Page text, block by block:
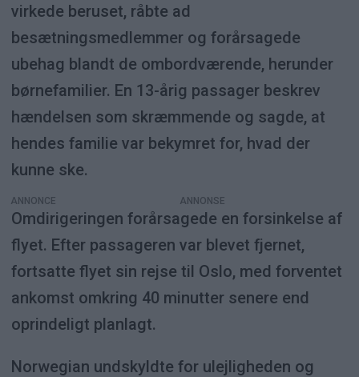
virkede beruset, råbte ad
besætningsmedlemmer og forårsagede
ubehag blandt de ombordværende, herunder
børnefamilier. En 13-årig passager beskrev
hændelsen som skræmmende og sagde, at
hendes familie var bekymret for, hvad der
kunne ske.
ANNONCE
Omdirigeringen forårsagede en forsinkelse af
flyet. Efter passageren var blevet fjernet,
fortsatte flyet sin rejse til Oslo, med forventet
ankomst omkring 40 minutter senere end
oprindeligt planlagt.
Norwegian undskyldte for ulejligheden og